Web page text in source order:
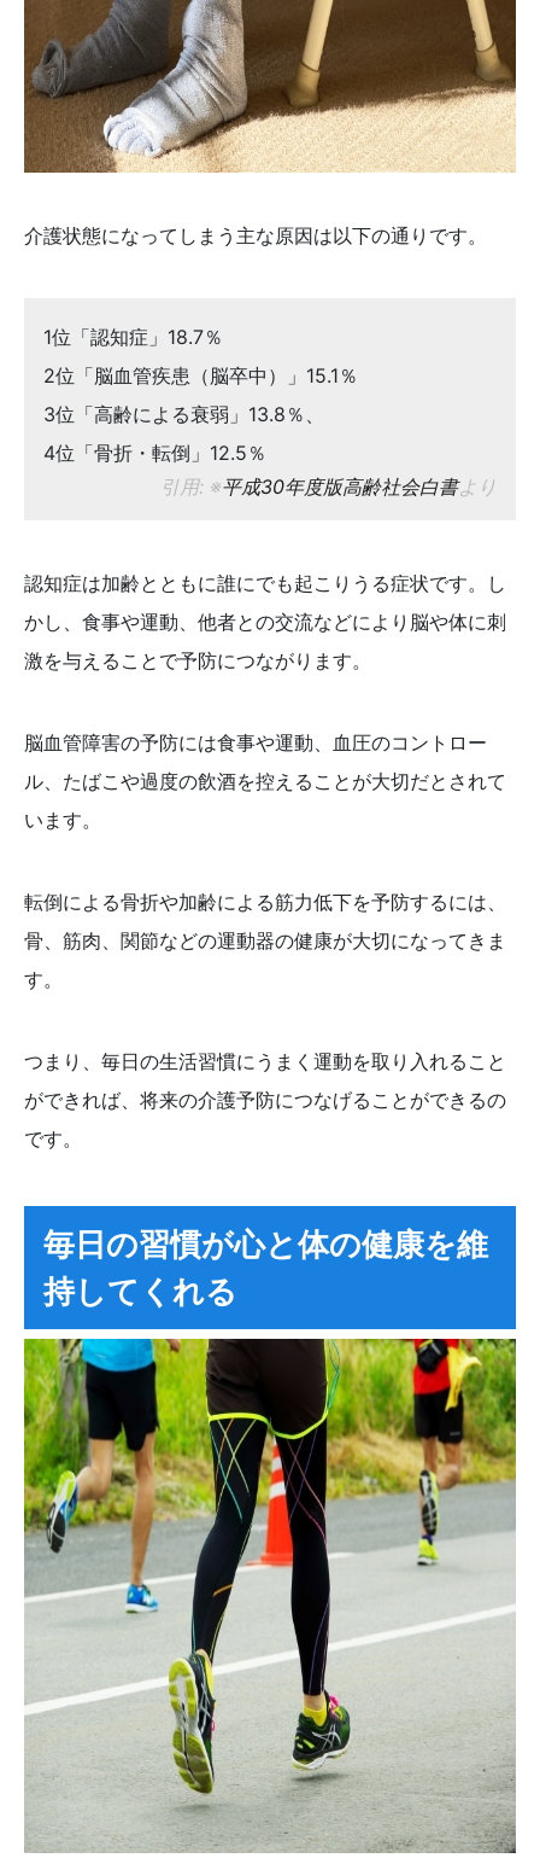
介護状態になってしまう主な原因は以下の通りです。
1位「認知症」18.7％
2位「脳血管疾患（脳卒中）」15.1％
3位「高齢による衰弱」13.8％、
4位「骨折・転倒」12.5％
※平成30年度版高齢社会白書より
認知症は加齢とともに誰にでも起こりうる症状です。し
かし、食事や運動、他者との交流などにより脳や体に刺
激を与えることで予防につながります。
脳血管障害の予防には食事や運動、血圧のコントロー
ル、たばこや過度の飲酒を控えることが大切だとされて
います。
転倒による骨折や加齢による筋力低下を予防するには、
骨、筋肉、関節などの運動器の健康が大切になってきま
す。
つまり、毎日の生活習慣にうまく運動を取り入れること
ができれば、将来の介護予防につなげることができるの
です。
毎日の習慣が心と体の健康を維
持してくれる